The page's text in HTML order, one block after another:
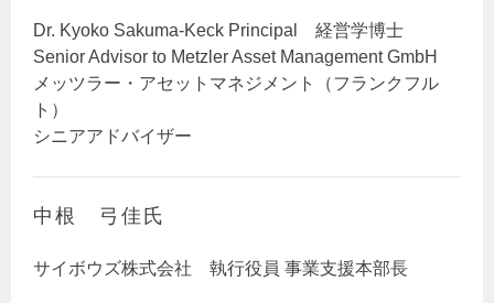
Dr. Kyoko Sakuma-Keck Principal 経営学博士
Senior Advisor to Metzler Asset Management GmbH
メッツラー・アセットマネジメント（フランクフル
ト）
シニアアドバイザー
中根 弓佳氏
サイボウズ株式会社 執行役員 事業支援本部長